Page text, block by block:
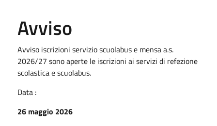
Avviso
Avviso iscrizioni servizio scuolabus e mensa a.s.
2026/27 sono aperte le iscrizioni ai servizi di refezione
scolastica e scuolabus.
Data :
26 maggio 2026